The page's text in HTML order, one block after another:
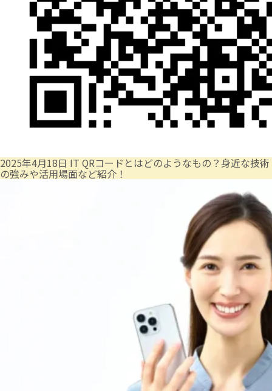
2025年4月18日 IT QRコードとはどのようなもの？身近な技術
の強みや活用場面など紹介！